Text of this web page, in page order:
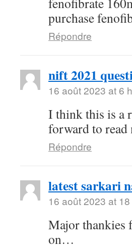
purchase
Répondre
nift 2021
16 août 2023 at 6
I think this is a
forward to read
Répondre
latest sarkari
16 août 2023 at
Major thankies
on…